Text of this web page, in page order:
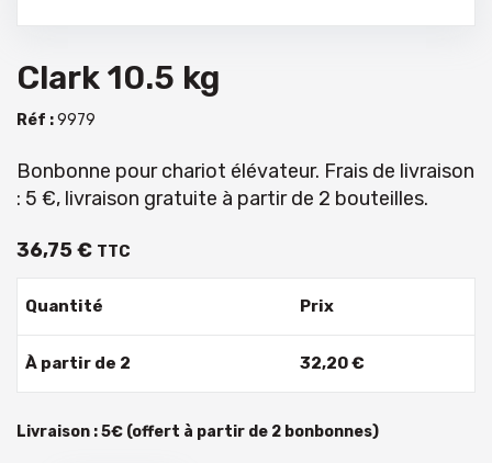
Clark 10.5 kg
Réf :9979
Bonbonne pour chariot élévateur. Frais de livraison
: 5 €, livraison gratuite à partir de 2 bouteilles.
36,75€ TTC
Quantité Prix
À partir de 2 32,20€
Livraison : 5€ (offert à partir de 2 bonbonnes)